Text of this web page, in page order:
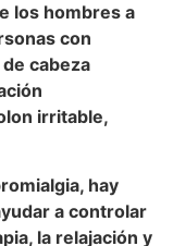
los hombres a
con
cabeza
irritable,
hay
a controlar
la relajación y